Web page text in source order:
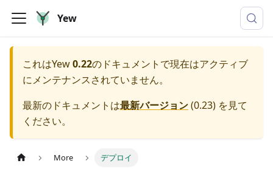
Yew
これはYew0.22のドキュメントで現在はアクティブ
にメンテナンスされていません。
最新のドキュメントは最新バージョン(0.23) を見て
ください。
More デプロイ